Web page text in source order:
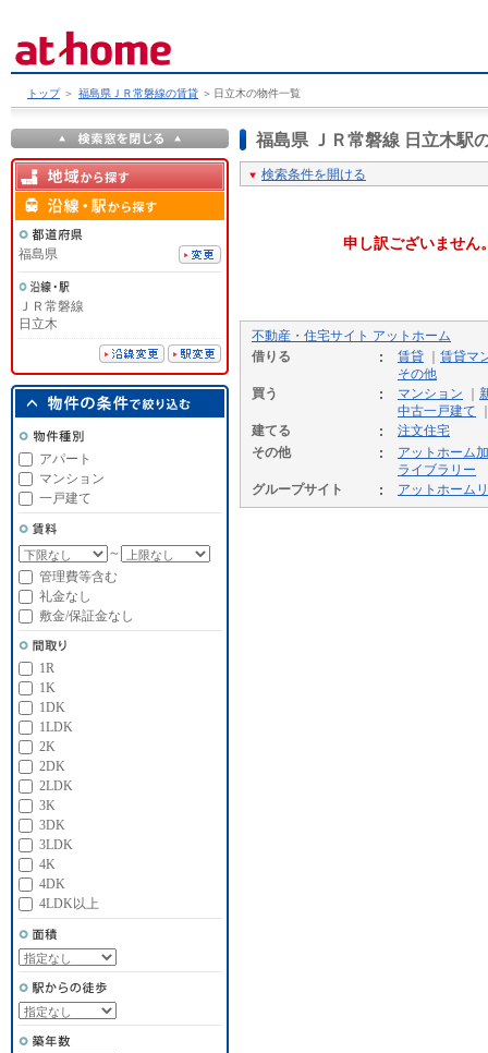
トップ ＞ 福島県ＪＲ常磐線の賃貸 ＞ 日立木の物件一覧
福島県 ＪＲ常磐線 日立木駅
検索条件を開ける
申し訳ございません
不動産・住宅サイト アットホーム
借りる
賃貸
賃貸マ
その他
買う
マンション
中古一戸建て
建てる
注文住宅
その他
アットホーム
ライブラリー
グループサイト
アットホーム
福島県
ＪＲ常磐線
日立木
アパート
マンション
一戸建て
～
管理費等含む
礼金なし
敷金/保証金なし
1R
1K
1DK
1LDK
2K
2DK
2LDK
3K
3DK
3LDK
4K
4DK
4LDK以上